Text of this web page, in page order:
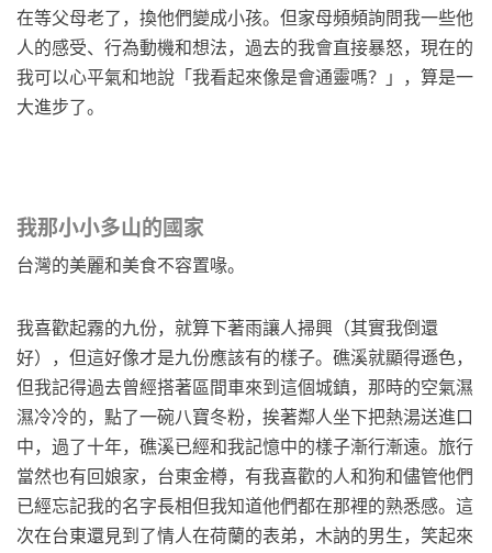
在等父母老了，換他們變成小孩。但家母頻頻詢問我一些他
人的感受、行為動機和想法，過去的我會直接暴怒，現在的
我可以心平氣和地說「我看起來像是會通靈嗎？」，算是一
大進步了。
我那小小多山的國家
台灣的美麗和美食不容置喙。
我喜歡起霧的九份，就算下著雨讓人掃興（其實我倒還
好），但這好像才是九份應該有的樣子。礁溪就顯得遜色，
但我記得過去曾經搭著區間車來到這個城鎮，那時的空氣濕
濕冷冷的，點了一碗八寶冬粉，挨著鄰人坐下把熱湯送進口
中，過了十年，礁溪已經和我記憶中的樣子漸行漸遠。旅行
當然也有回娘家，台東金樽，有我喜歡的人和狗和儘管他們
已經忘記我的名字長相但我知道他們都在那裡的熟悉感。這
次在台東還見到了情人在荷蘭的表弟，木訥的男生，笑起來